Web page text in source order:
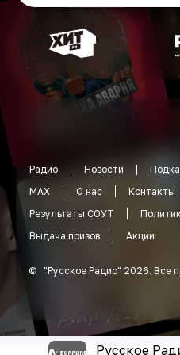
Радио Новости
MAX
О нас Контакты
Результаты СОУТ
Выдача призов
Акции
© "Русское Радио" 2026. Все
Русское